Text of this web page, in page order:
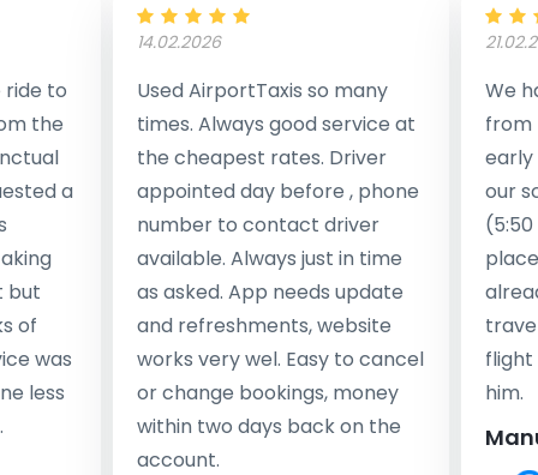
to
the
a
but
of
was
less
14.02.2026
Used AirportTaxis so many
times. Always good service at
the cheapest rates. Driver
appointed day before , phone
number to contact driver
available. Always just in time
as asked. App needs update
and refreshments, website
works very wel. Easy to cancel
or change bookings, money
within two days back on the
account.
We
from
early
our
flight
him.